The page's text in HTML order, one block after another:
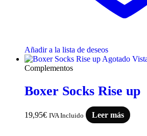
Añadir a la lista de deseos
Agotado
Complementos
Boxer Socks Rise up
19,95€ IVA Incluido Leer más